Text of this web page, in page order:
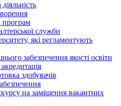
програм
служби
які регламентують
забезпечення якості освіти
здобувачів
на заміщення вакантних